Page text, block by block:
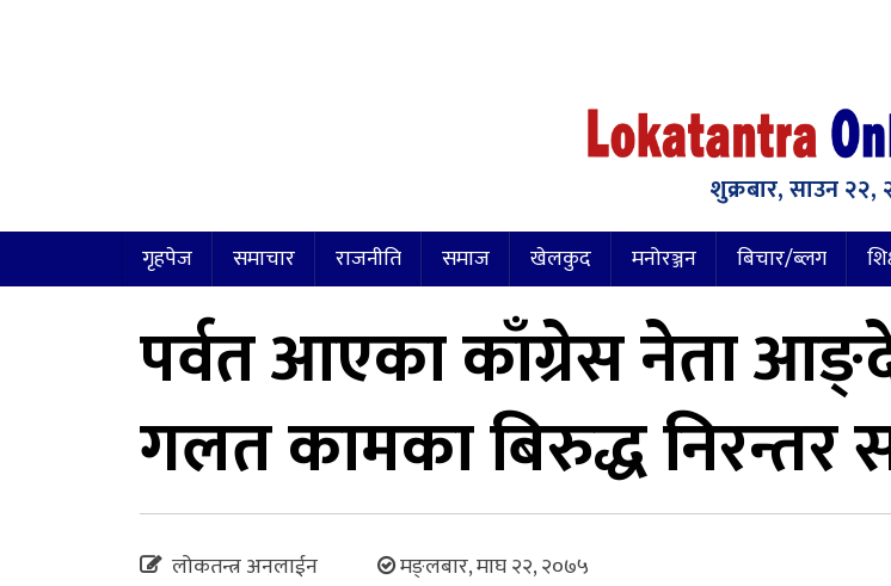
शुक्रबार, साउन २२,
गृहपेज समाचार राजनीति समाज खेलकुद मनोरञ्जन बिचार/ब्लग
पर्वत आएका काँग्रेस नेता
गलत कामका बिरुद्ध निरन्तर
लोकतन्त्र अनलाईन मङ्लबार, माघ २२, २०७५